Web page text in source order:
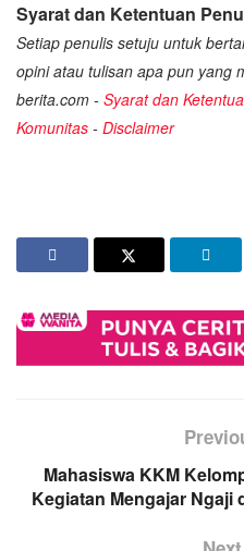
Syarat dan Ketentuan
Setiap penulis setuju untuk
opini atau tulisan apa pun yang
berita.com - Syarat dan
Komunitas - Disclaimer
Mahasiswa KKM
Kegiatan Mengajar Ngaji